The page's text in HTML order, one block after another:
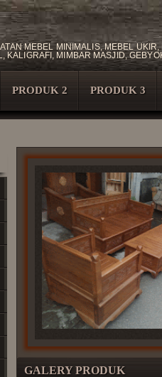
MEBEL MINIMALIS, MEBEL
KALIGRAFI, MIMBAR MASJID,
PRODUK 2 PRODUK 3
GALERY PRODUK